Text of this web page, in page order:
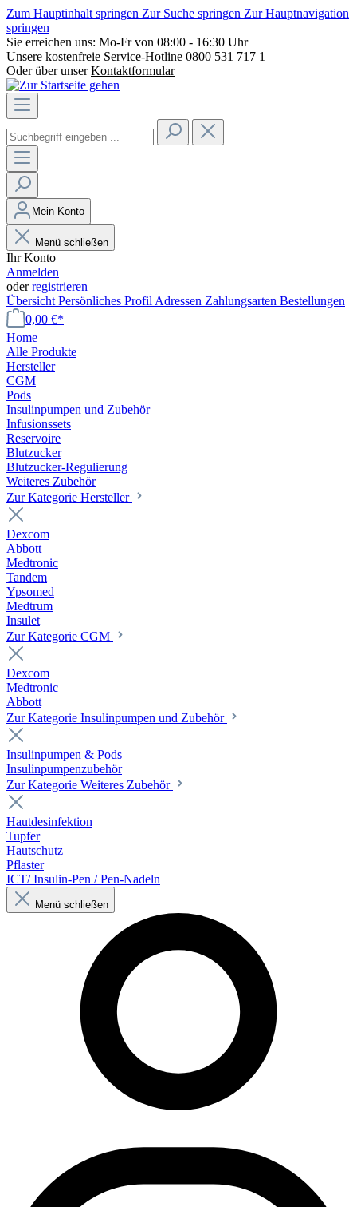
Zum Hauptinhalt springen Zur Suche springen Zur Hauptnavigation
springen
Sie erreichen uns: Mo-Fr von 08:00 - 16:30 Uhr
Unsere kostenfreie Service-Hotline 0800 531 717 1
Oder über unserKontaktformular
Mein Konto
Menü schließen
Ihr Konto
Anmelden
oderregistrieren
Übersicht Persönliches Profil Adressen Zahlungsarten Bestellungen
0,00 €*
Home
Alle Produkte
Hersteller
CGM
Pods
Insulinpumpen und Zubehör
Infusionssets
Reservoire
Blutzucker
Blutzucker-Regulierung
Weiteres Zubehör
Zur Kategorie Hersteller
Dexcom
Abbott
Medtronic
Tandem
Ypsomed
Medtrum
Insulet
Zur Kategorie CGM
Dexcom
Medtronic
Abbott
Zur Kategorie Insulinpumpen und Zubehör
Insulinpumpen & Pods
Insulinpumpenzubehör
Zur Kategorie Weiteres Zubehör
Hautdesinfektion
Tupfer
Hautschutz
Pflaster
ICT/ Insulin-Pen / Pen-Nadeln
Menü schließen